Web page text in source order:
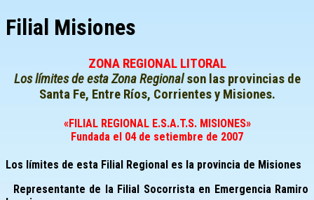
Filial Misiones
ZONA REGIONAL LITORAL
Los límites de esta Zona Regionalson las provincias de
Santa Fe, Entre Ríos, Corrientes y Misiones.
«FILIAL REGIONAL E.S.A.T.S. MISIONES»
Fundada el 04 de setiembre de 2007
Los límites de esta Filial Regional es la provincia de Misiones
Representante de la Filial Socorrista en Emergencia Ramiro